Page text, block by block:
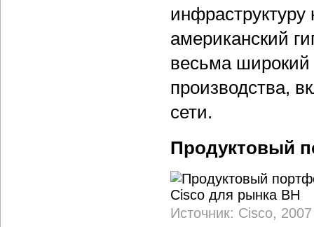
инфраструктуру
американский
весьма широкий
производства,
сети.
Продуктовый
Источник: Cisco, 2007